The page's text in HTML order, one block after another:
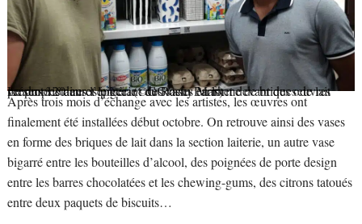
Le propriétaire et le gérant du Rosny Market devant des œuvres présentées dans l’épicerie : des vases en forme de briques de lait vendus 120 euros pièce.(©GG/actu Paris)
Après trois mois d’échange avec les artistes, les œuvres ont
finalement été installées début octobre. On retrouve ainsi des vases
en forme des briques de lait dans la section laiterie, un autre vase
bigarré entre les bouteilles d’alcool, des poignées de porte design
entre les barres chocolatées et les chewing-gums, des citrons tatoués
entre deux paquets de biscuits…